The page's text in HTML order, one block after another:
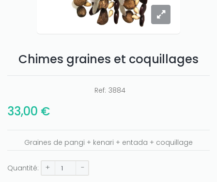
Chimes graines et coquillages
Ref: 3884
33,00 €
Graines de pangi + kenari + entada + coquillage
Quantité: + -